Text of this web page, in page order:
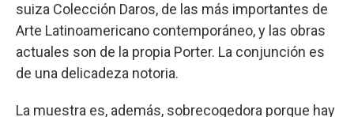
suiza Colección Daros, de las más importantes de
Arte Latinoamericano contemporáneo, y las obras
actuales son de la propia Porter. La conjunción es
de una delicadeza notoria.
La muestra es, además, sobrecogedora porque hay